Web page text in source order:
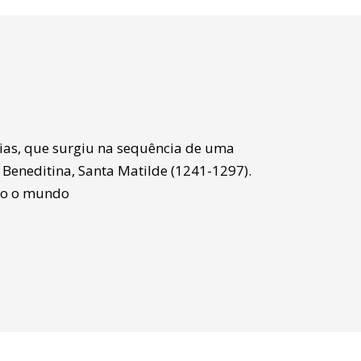
que surgiu na sequência de uma
Santa Matilde (1241-1297).
o mundo